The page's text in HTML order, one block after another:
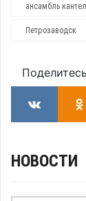
ансамбль
Петрозаводск
НОВОСТИ